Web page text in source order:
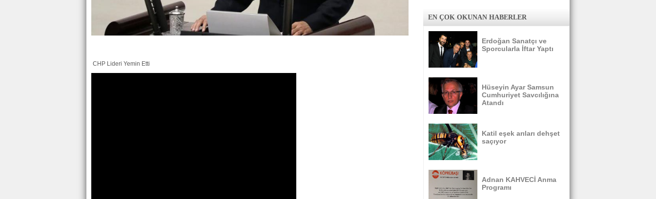
CHP Lideri Yemin Etti
EN ÇOK OKUNAN HABERLER
Erdoğan Sanatçı ve
Sporcularla İftar Yaptı
Hüseyin Ayar Samsun
Cumhuriyet Savcılığına
Atandı
Katil eşek arıları dehşet
saçıyor
Adnan KAHVECİ Anma
Programı